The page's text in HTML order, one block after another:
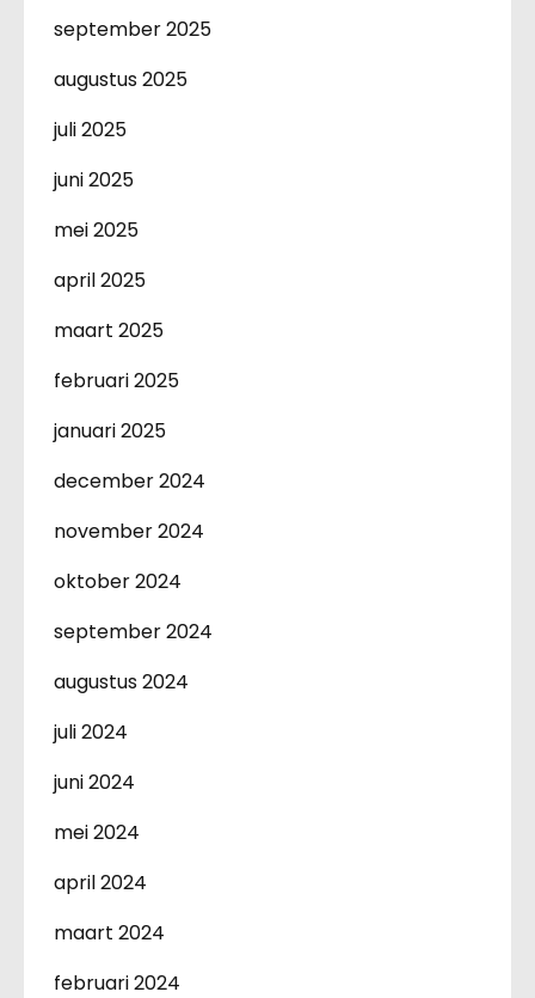
september 2025
augustus 2025
juli 2025
juni 2025
mei 2025
april 2025
maart 2025
februari 2025
januari 2025
december 2024
november 2024
oktober 2024
september 2024
augustus 2024
juli 2024
juni 2024
mei 2024
april 2024
maart 2024
februari 2024